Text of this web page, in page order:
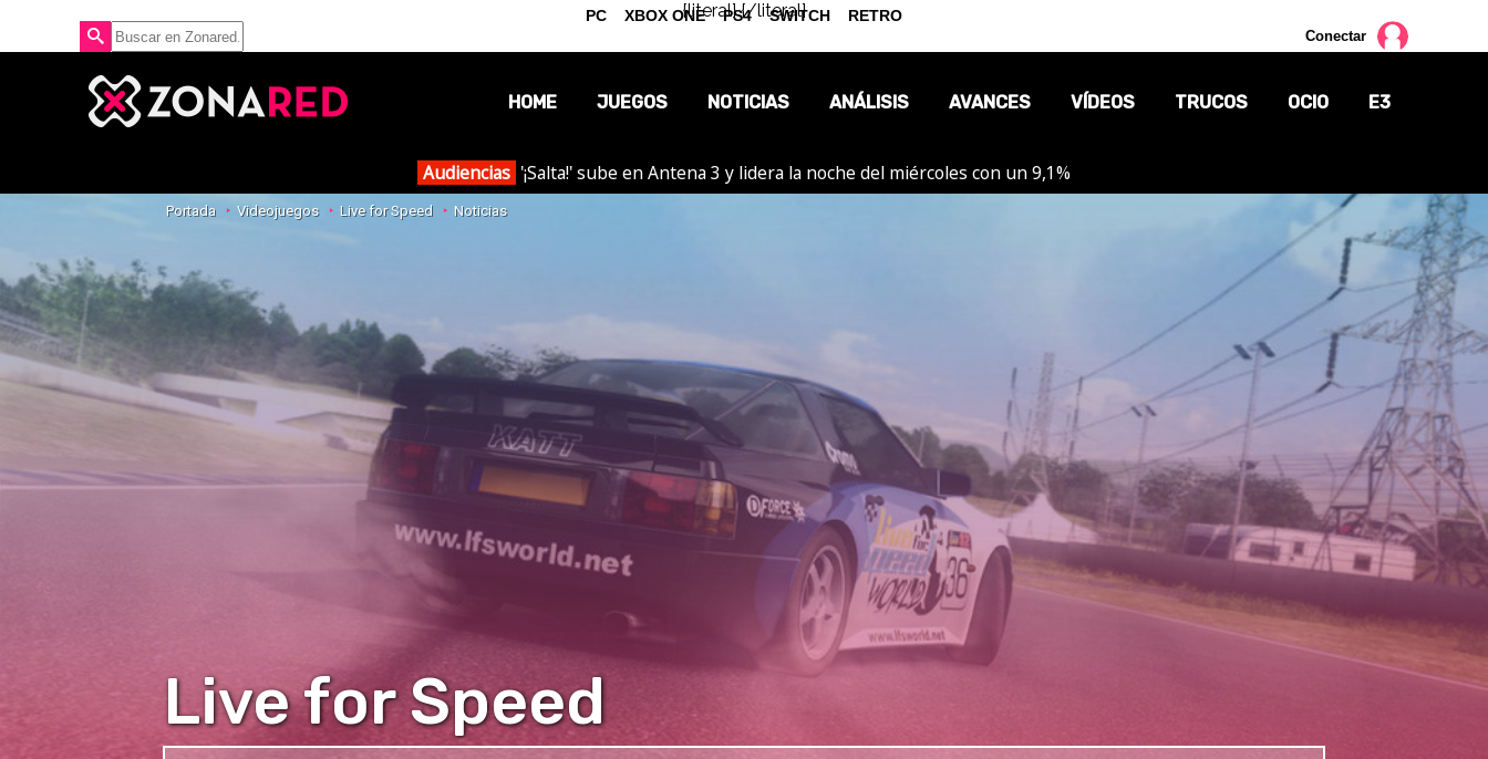
{literal}{/literal}
Conectar
HOME JUEGOS NOTICIAS
OPINIÓN
ANÁLISIS AVANCES VÍDEOS TRUCOS OCIO
TV
CÓMICS
MANGA
E3
Audiencias '¡Salta!' sube en Antena 3 y lidera la noche del miércoles con un 9,1%
Portada Videojuegos Live for Speed Noticias
Live for Speed
PC XBOX ONE PS4 SWITCH RETRO